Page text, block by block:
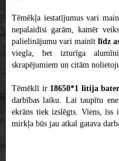
Tēmēkļa iestatījumus vari
nepalaidīsi garām, kamēr
palielinājumu vari mainīt līdz
viegla, bet izturīga
skrapējumiem un citām
Tēmēklī ir 18650*1 litija
darbības laiku. Lai taupītu
ekrāns tiek izslēgts. Viens, īss
mirkļa būs jau atkal gatava